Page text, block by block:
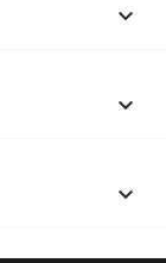


